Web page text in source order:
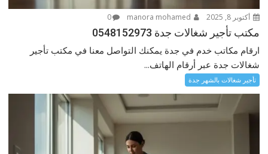
أكتوبر 8, 2025 0
مكتب تأجير شغالات جدة 0548152973
ارقام مكاتب خدم في جدة يمكنك التواصل معنا في مكتب تأجير
شغالات جدة عبر أرقام الهاتف...
تأجير شغالات بالشهر جدة